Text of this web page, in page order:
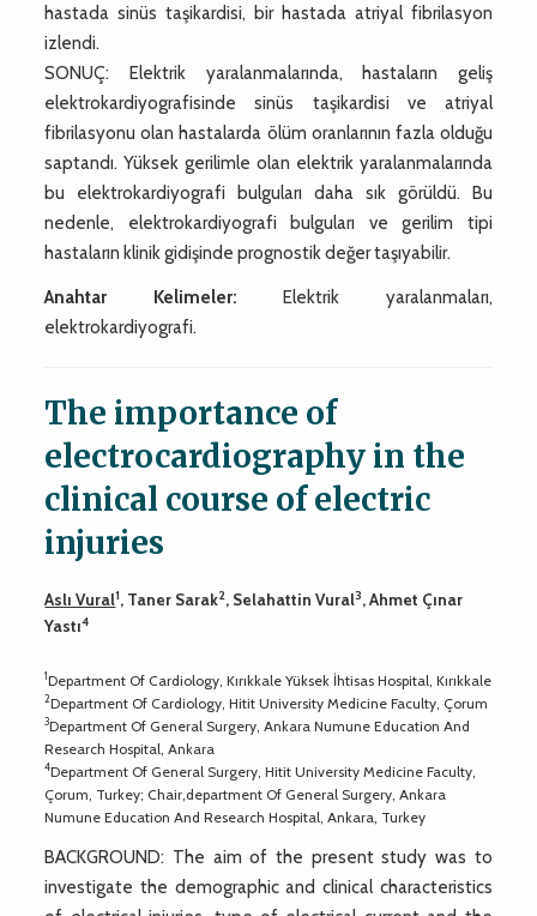
hastada sinüs taşikardisi, bir hastada atriyal fibrilasyon
izlendi.
SONUÇ: Elektrik yaralanmalarında, hastaların geliş
elektrokardiyografisinde sinüs taşikardisi ve atriyal
fibrilasyonu olan hastalarda ölüm oranlarının fazla olduğu
saptandı. Yüksek gerilimle olan elektrik yaralanmalarında
bu elektrokardiyografi bulguları daha sık görüldü. Bu
nedenle, elektrokardiyografi bulguları ve gerilim tipi
hastaların klinik gidişinde prognostik değer taşıyabilir.
Anahtar Kelimeler: Elektrik yaralanmaları,
elektrokardiyografi.
The importance of
electrocardiography in the
clinical course of electric
injuries
Aslı Vural1, Taner Sarak2, Selahattin Vural3, Ahmet Çınar
Yastı4
1Department Of Cardiology, Kırıkkale Yüksek İhtisas Hospital, Kırıkkale
2Department Of Cardiology, Hitit University Medicine Faculty, Çorum
3Department Of General Surgery, Ankara Numune Education And
Research Hospital, Ankara
4Department Of General Surgery, Hitit University Medicine Faculty,
Çorum, Turkey; Chair,department Of General Surgery, Ankara
Numune Education And Research Hospital, Ankara, Turkey
BACKGROUND: The aim of the present study was to
investigate the demographic and clinical characteristics